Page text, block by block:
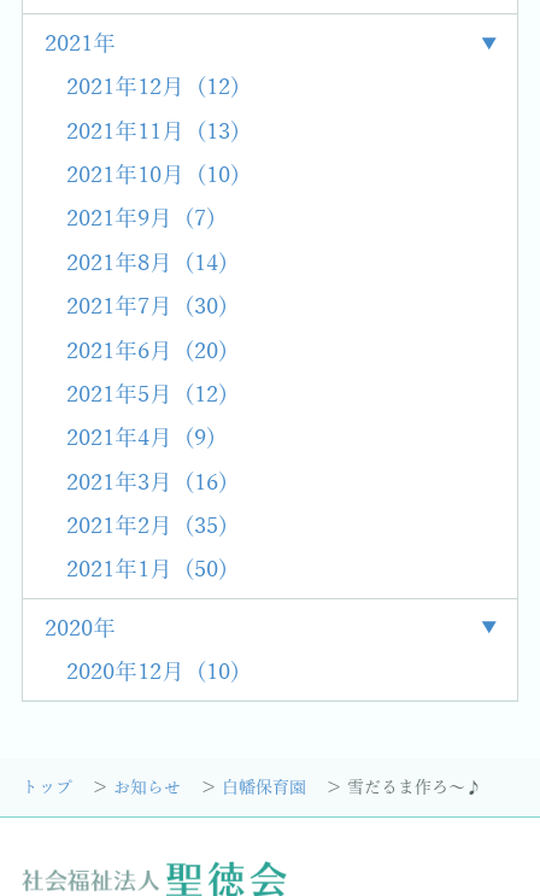
2021年
2021年12月 (12)
2021年11月 (13)
2021年10月 (10)
2021年9月 (7)
2021年8月 (14)
2021年7月 (30)
2021年6月 (20)
2021年5月 (12)
2021年4月 (9)
2021年3月 (16)
2021年2月 (35)
2021年1月 (50)
2020年
2020年12月 (10)
トップ お知らせ 白幡保育園 雪だるま作ろ～♪